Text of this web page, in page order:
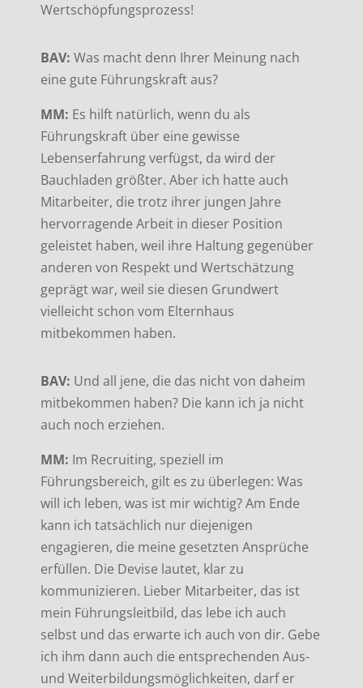
Wertschöpfungsprozess!
BAV: Was macht denn Ihrer Meinung nach
eine gute Führungskraft aus?
MM: Es hilft natürlich, wenn du als
Führungskraft über eine gewisse
Lebenserfahrung verfügst, da wird der
Bauchladen größter. Aber ich hatte auch
Mitarbeiter, die trotz ihrer jungen Jahre
hervorragende Arbeit in dieser Position
geleistet haben, weil ihre Haltung gegenüber
anderen von Respekt und Wertschätzung
geprägt war, weil sie diesen Grundwert
vielleicht schon vom Elternhaus
mitbekommen haben.
BAV: Und all jene, die das nicht von daheim
mitbekommen haben? Die kann ich ja nicht
auch noch erziehen.
MM: Im Recruiting, speziell im
Führungsbereich, gilt es zu überlegen: Was
will ich leben, was ist mir wichtig? Am Ende
kann ich tatsächlich nur diejenigen
engagieren, die meine gesetzten Ansprüche
erfüllen. Die Devise lautet, klar zu
kommunizieren. Lieber Mitarbeiter, das ist
mein Führungsleitbild, das lebe ich auch
selbst und das erwarte ich auch von dir. Gebe
ich ihm dann auch die entsprechenden Aus-
und Weiterbildungsmöglichkeiten, darf er